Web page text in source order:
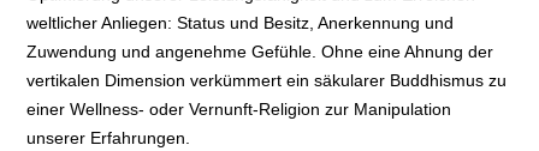
weltlicher Anliegen: Status und Besitz, Anerkennung und
Zuwendung und angenehme Gefühle. Ohne eine Ahnung der
vertikalen Dimension verkümmert ein säkularer Buddhismus zu
einer Wellness- oder Vernunft-Religion zur Manipulation
unserer Erfahrungen.